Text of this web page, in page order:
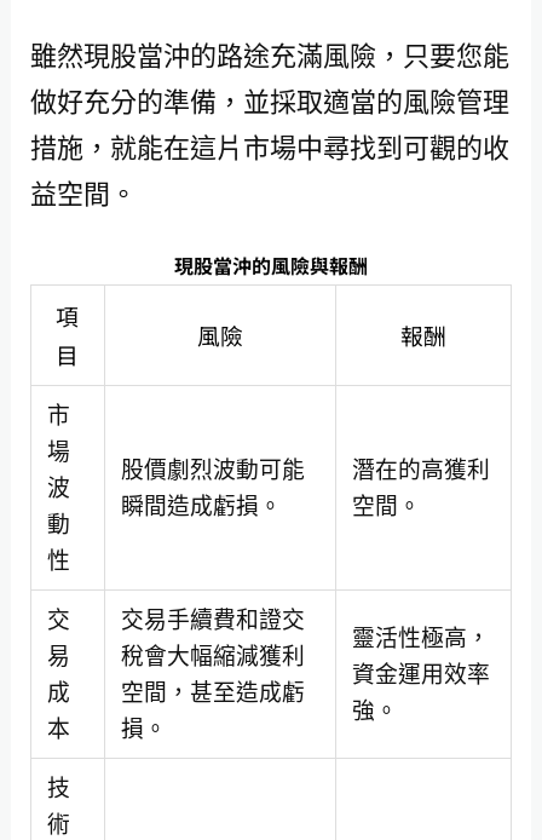
雖然現股當沖的路途充滿風險，只要您能
做好充分的準備，並採取適當的風險管理
措施，就能在這片市場中尋找到可觀的收
益空間。
現股當沖的風險與報酬
項
目
風險 報酬
市
場
波
動
性
股價劇烈波動可能
瞬間造成虧損。
潛在的高獲利
空間。
交
易
成
本
交易手續費和證交
稅會大幅縮減獲利
空間，甚至造成虧
損。
靈活性極高，
資金運用效率
強。
技
術